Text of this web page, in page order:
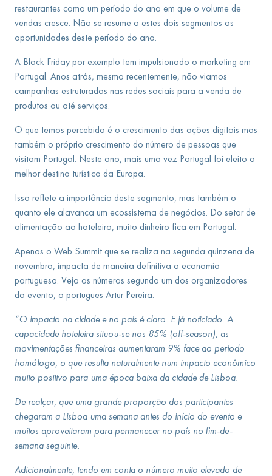
restaurantes como um período do ano em que o volume de
vendas cresce. Não se resume a estes dois segmentos as
oportunidades deste período do ano.
A Black Friday por exemplo tem impulsionado o marketing em
Portugal. Anos atrás, mesmo recentemente, não viamos
campanhas estruturadas nas redes sociais para a venda de
produtos ou até serviços.
O que temos percebido é o crescimento das ações digitais mas
também o próprio crescimento do número de pessoas que
visitam Portugal. Neste ano, mais uma vez Portugal foi eleito o
melhor destino turístico da Europa.
Isso reflete a importância deste segmento, mas também o
quanto ele alavanca um ecossistema de negócios. Do setor de
alimentação ao hoteleiro, muito dinheiro fica em Portugal.
Apenas o Web Summit que se realiza na segunda quinzena de
novembro, impacta de maneira definitiva a economia
portuguesa. Veja os números segundo um dos organizadores
do evento, o portugues Artur Pereira.
“O impacto na cidade e no país é claro. E já noticiado. A
capacidade hoteleira situou-se nos 85% (off-season), as
movimentações financeiras aumentaram 9% face ao período
homólogo, o que resulta naturalmente num impacto econômico
muito positivo para uma época baixa da cidade de Lisboa.
De realçar, que uma grande proporção dos participantes
chegaram a Lisboa uma semana antes do início do evento e
muitos aproveitaram para permanecer no país no fim-de-
semana seguinte.
Adicionalmente, tendo em conta o número muito elevado de